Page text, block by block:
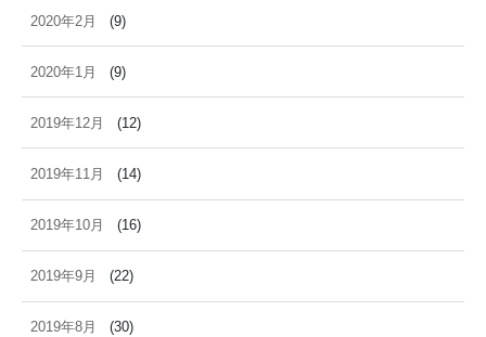
2020年2月 (9)
2020年1月 (9)
2019年12月 (12)
2019年11月 (14)
2019年10月 (16)
2019年9月 (22)
2019年8月 (30)